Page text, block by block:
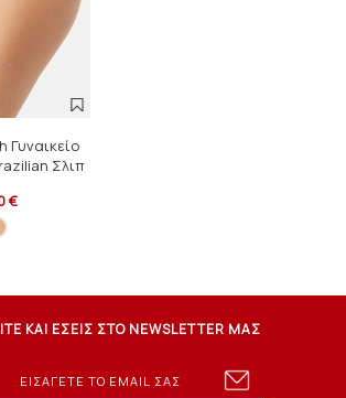
Γυναικείο
Σλιπ
€
ΚΑΙ ΕΣΕΙΣ ΣΤΟ NEWSLETTER ΜΑΣ